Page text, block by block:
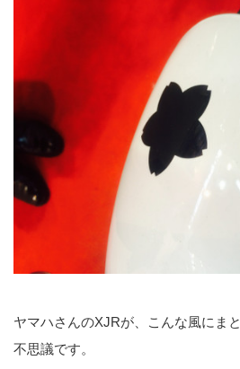
ヤマハさんのXJRが、こんな風にま
不思議です。